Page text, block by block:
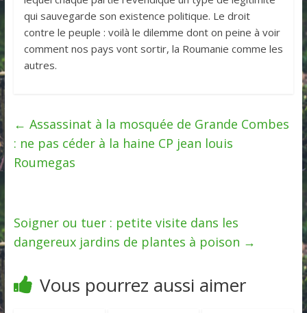
qui sauvegarde son existence politique. Le droit
contre le peuple : voilà le dilemme dont on peine à voir
comment nos pays vont sortir, la Roumanie comme les
autres.
← Assassinat à la mosquée de Grande Combes
: ne pas céder à la haine CP jean louis
Roumegas
Soigner ou tuer : petite visite dans les
dangereux jardins de plantes à poison →
Vous pourrez aussi aimer